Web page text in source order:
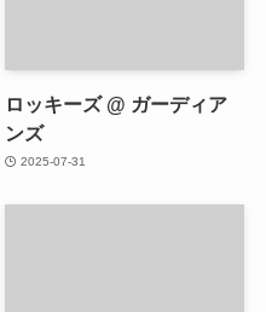
ロッキーズ @ ガーディア
ンズ
2025-07-31